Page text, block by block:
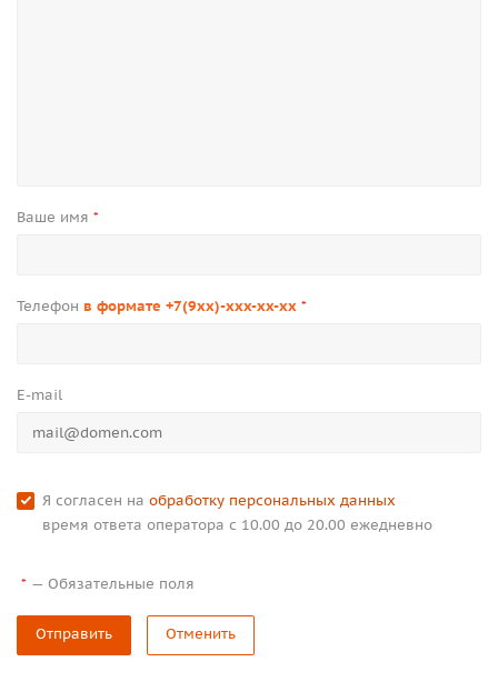
Ваше имя *
Телефон в формате +7(9xx)-xxx-xx-xx *
E-mail
Я согласен на обработку персональных данных
время ответа оператора с 10.00 до 20.00 ежедневно
* — Обязательные поля
Отправить Отменить